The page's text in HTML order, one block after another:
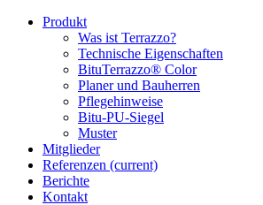
Produkt
Was ist Terrazzo?
Technische Eigenschaften
BituTerrazzo® Color
Planer und Bauherren
Pflegehinweise
Bitu-PU-Siegel
Muster
Mitglieder
Referenzen (current)
Berichte
Kontakt